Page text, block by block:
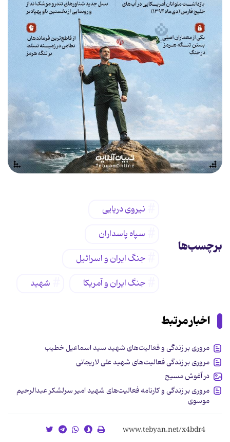
برچسب‌ها
نیروی دریایی
سپاه پاسداران
جنگ ایران و اسرائیل
جنگ ایران و آمریکا
شهید
اخبار مرتبط
مروری بر زندگی و فعالیت‌های شهید سید اسماعیل خطیب
مروری بر زندگی فعالیت‌های شهید علی لاریجانی
در آغوش مسیح
مروری بر زندگی و کارنامه فعالیت‌های شهید امیر سرلشکر عبدالرحیم
موسوی